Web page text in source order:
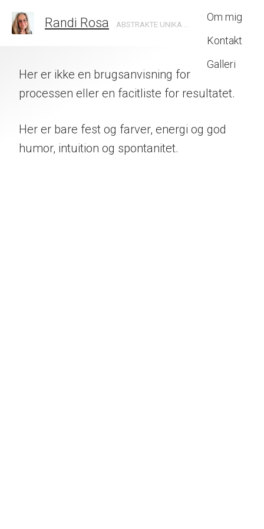
Randi Rosa ABSTRAKTE UNIKA MALERIER SKABT MED INTUITION
Om mig
Kontakt
Galleri
Her er ikke en brugsanvisning for
processen eller en facitliste for resultatet.
Her er bare fest og farver, energi og god
humor, intuition og spontanitet.